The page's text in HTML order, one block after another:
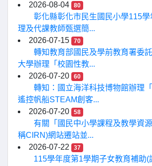
2026-08-04
80
彰化縣彰化市民生國民小學115
理及代課教師甄選簡...
2026-07-15
70
轉知教育部國民及學前教育署委
大學辦理「校園性教...
2026-07-20
60
轉知：國立海洋科技博物館辦理
遙控帆船STEAM創客...
2026-07-20
58
有關「國民中小學課程及教學資
稱CIRN)網站遷站並...
2026-07-22
37
115學年度第1學期子女教育補助(